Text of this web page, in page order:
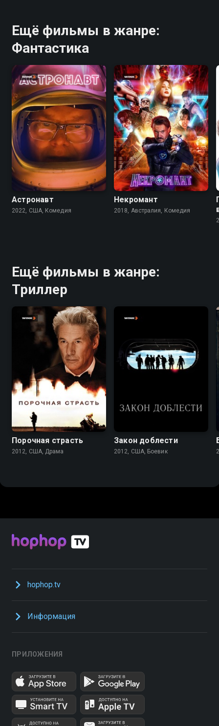
Ещё фильмы в жанре:
Фантастика
6.4 6.5
Астронавт
2022, США, Комедия
5.8 5.6
Некромант
2018, Австралия, Комедия
Ещё фильмы в жанре:
Триллер
6.7
Порочная страсть
2012, США, Драма
Закон доблести
2012, США, Боевик
hophop.tv
Информация
ПРИЛОЖЕНИЯ